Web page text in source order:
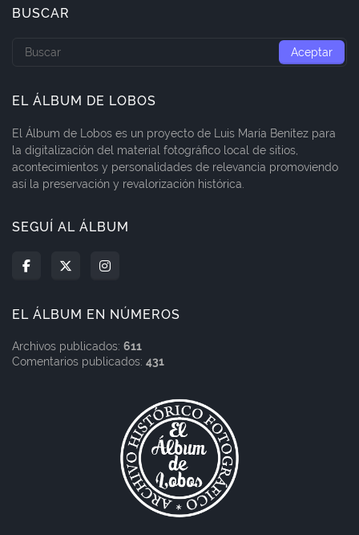
BUSCAR
EL ÁLBUM DE LOBOS
El Álbum de Lobos es un proyecto de Luis María Benítez para
la digitalización del material fotográfico local de sitios,
acontecimientos y personalidades de relevancia promoviendo
así la preservación y revalorización histórica.
SEGUÍ AL ÁLBUM
EL ÁLBUM EN NÚMEROS
Archivos publicados: 611
Comentarios publicados: 431